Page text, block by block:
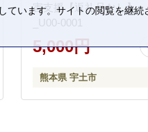
害支援【返礼品なし】
_U00-0001
5,000円
熊本県 宇土市
います。サイトの閲覧を継